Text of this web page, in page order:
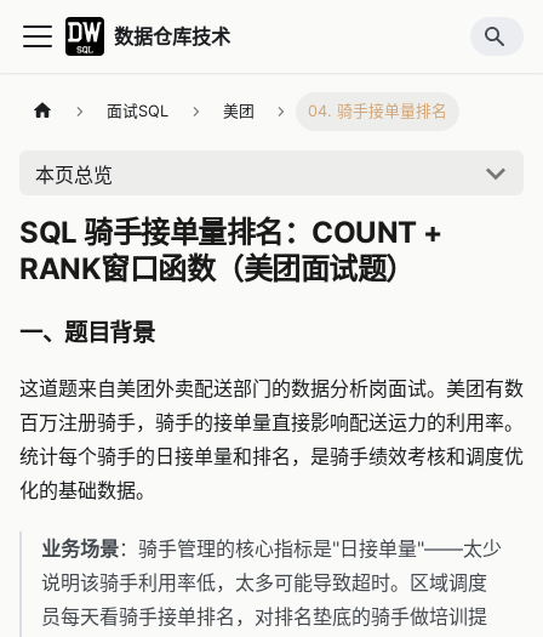
数据仓库技术
面试SQL 美团 04. 骑手接单量排名
本页总览
SQL 骑手接单量排名：COUNT +
RANK窗口函数（美团面试题）
一、题目背景
这道题来自美团外卖配送部门的数据分析岗面试。美团有数
百万注册骑手，骑手的接单量直接影响配送运力的利用率。
统计每个骑手的日接单量和排名，是骑手绩效考核和调度优
化的基础数据。
业务场景：骑手管理的核心指标是"日接单量"——太少
说明该骑手利用率低，太多可能导致超时。区域调度
员每天看骑手接单排名，对排名垫底的骑手做培训提